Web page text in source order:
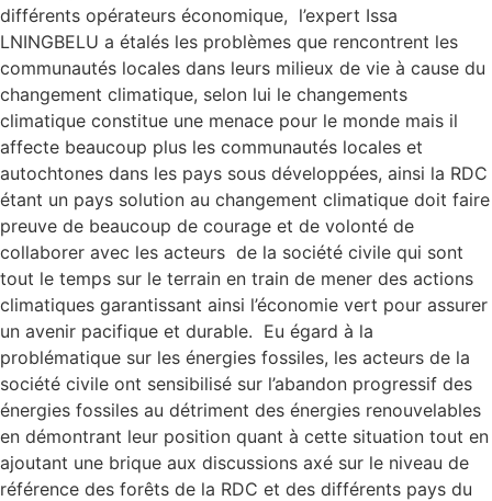
différents opérateurs économique, l’expert Issa
LNINGBELU a étalés les problèmes que rencontrent les
communautés locales dans leurs milieux de vie à cause du
changement climatique, selon lui le changements
climatique constitue une menace pour le monde mais il
affecte beaucoup plus les communautés locales et
autochtones dans les pays sous développées, ainsi la RDC
étant un pays solution au changement climatique doit faire
preuve de beaucoup de courage et de volonté de
collaborer avec les acteurs de la société civile qui sont
tout le temps sur le terrain en train de mener des actions
climatiques garantissant ainsi l’économie vert pour assurer
un avenir pacifique et durable. Eu égard à la
problématique sur les énergies fossiles, les acteurs de la
société civile ont sensibilisé sur l’abandon progressif des
énergies fossiles au détriment des énergies renouvelables
en démontrant leur position quant à cette situation tout en
ajoutant une brique aux discussions axé sur le niveau de
référence des forêts de la RDC et des différents pays du